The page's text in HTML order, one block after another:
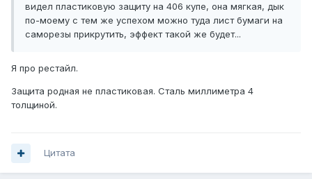
видел пластиковую защиту на 406 купе, она мягкая, дык
по-моему с тем же успехом можно туда лист бумаги на
саморезы прикрутить, эффект такой же будет...
Я про рестайл.
Защита родная не пластиковая. Сталь миллиметра 4
толщиной.
Цитата